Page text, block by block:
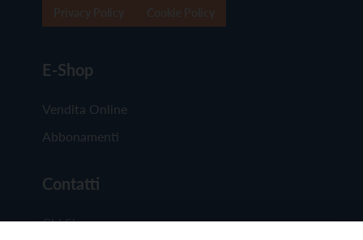
E-Shop
Vendita Online
Abbonamenti
Contatti
Chi Siamo